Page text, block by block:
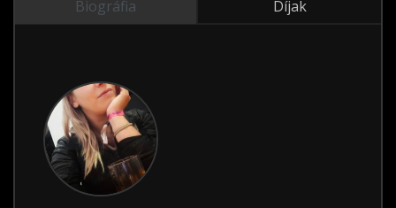
Biográfia Díjak